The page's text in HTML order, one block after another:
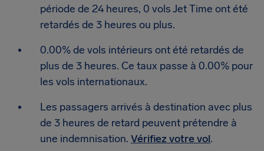
période de 24 heures, 0 vols Jet Time ont été
retardés de 3 heures ou plus.
0.00% de vols intérieurs ont été retardés de
plus de 3 heures. Ce taux passe à 0.00% pour
les vols internationaux.
Les passagers arrivés à destination avec plus
de 3 heures de retard peuvent prétendre à
une indemnisation. Vérifiez votre vol.